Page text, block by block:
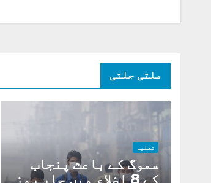
ملتی جلتی
تعلیم
سموگ کے باعث پنجاب
کے 8 اضلاع میں چار روز